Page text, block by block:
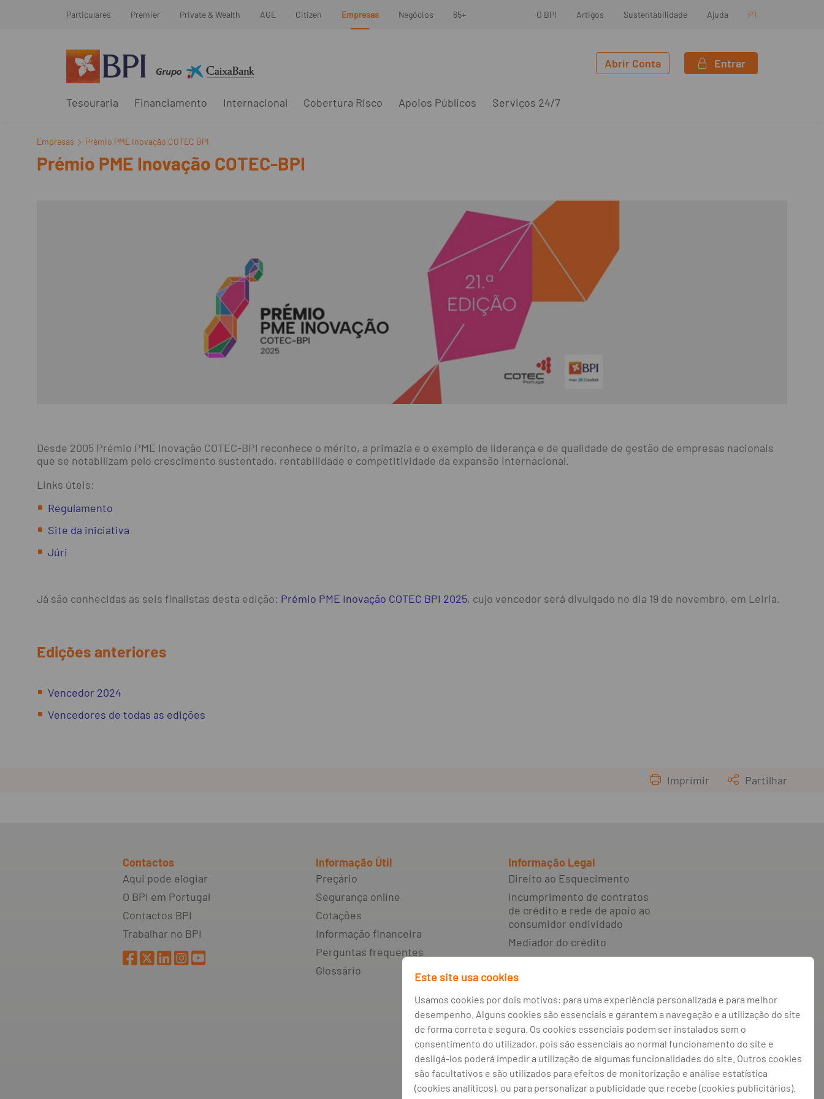
Particulares Premier Private & Wealth AGE Citizen Empresas Negócios 65+ O BPI Artigos Sustentabilidade Ajuda PT
Abrir Conta Entrar
Tesouraria Financiamento Internacional Cobertura Risco Apoios Públicos Serviços 24/7
Empresas Prémio PME Inovação COTEC BPI
Prémio PME Inovação COTEC-BPI
Desde 2005 Prémio PME Inovação COTEC-BPI reconhece o mérito, a primazia e o exemplo de liderança e de qualidade de gestão de empresas nacionais
que se notabilizam pelo crescimento sustentado, rentabilidade e competitividade da expansão internacional.
Links úteis:
Regulamento
Site da iniciativa
Júri
Já são conhecidas as seis finalistas desta edição: Prémio PME Inovação COTEC BPI 2025, cujo vencedor será divulgado no dia 19 de novembro, em Leiria.
Edições anteriores
Vencedor 2024
Vencedores de todas as edições
Imprimir Partilhar
Contactos
Aqui pode elogiar
O BPI em Portugal
Contactos BPI
Trabalhar no BPI
Informação Útil
Preçário
Segurança online
Cotações
Informação financeira
Perguntas frequentes
Glossário
Informação Legal
Direito ao Esquecimento
Incumprimento de contratos
de crédito e rede de apoio ao
consumidor endividado
Mediador do crédito
Livro de reclamações e
resolução alternativa de
Canal de irregularidades
Política de privacidade
Política de cookies
Gestão de cookies
Este site usa cookies
Usamos cookies por dois motivos: para uma experiência personalizada e para melhor
desempenho. Alguns cookies são essenciais e garantem a navegação e a utilização do site
de forma correta e segura. Os cookies essenciais podem ser instalados sem o
consentimento do utilizador, pois são essenciais ao normal funcionamento do site e
desligá-los poderá impedir a utilização de algumas funcionalidades do site. Outros cookies
são facultativos e são utilizados para efeitos de monitorização e análise estatística
(cookies analíticos), ou para personalizar a publicidade que recebe (cookies publicitários).